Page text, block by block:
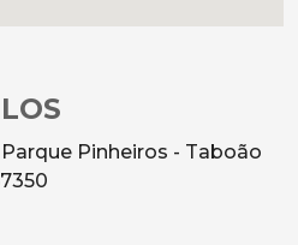
Parque Pinheiros - Taboão